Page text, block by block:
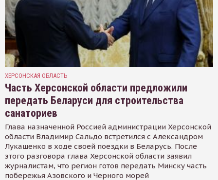
ХЕРСОНСКАЯ ОБЛАСТЬ
Часть Херсонской области предложили
передать Беларуси для строительства
санаториев
Глава назначенной Россией администрации Херсонской
области Владимир Сальдо встретился с Александром
Лукашенко в ходе своей поездки в Беларусь. После
этого разговора глава Херсонской области заявил
журналистам, что регион готов передать Минску часть
побережья Азовского и Черного морей